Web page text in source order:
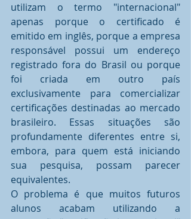
utilizam o termo "internacional"
apenas porque o certificado é
emitido em inglês, porque a empresa
responsável possui um endereço
registrado fora do Brasil ou porque
foi criada em outro país
exclusivamente para comercializar
certificações destinadas ao mercado
brasileiro. Essas situações são
profundamente diferentes entre si,
embora, para quem está iniciando
sua pesquisa, possam parecer
equivalentes.
O problema é que muitos futuros
alunos acabam utilizando a